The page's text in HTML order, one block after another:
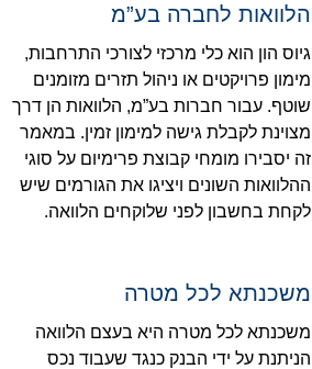
הלוואות לחברה בע”מ
גיוס הון הוא כלי מרכזי לצורכי התרחבות,
מימון פרויקטים או ניהול תזרים מזומנים
שוטף. עבור חברות בע”מ, הלוואות הן דרך
מצוינת לקבלת גישה למימון זמין. במאמר
זה יסבירו מומחי קבוצת פרימיום על סוגי
ההלוואות השונים ויציגו את הגורמים שיש
לקחת בחשבון לפני שלוקחים הלוואה.
משכנתא לכל מטרה
משכנתא לכל מטרה היא בעצם הלוואה
הניתנת על ידי הבנק כנגד שעבוד נכס